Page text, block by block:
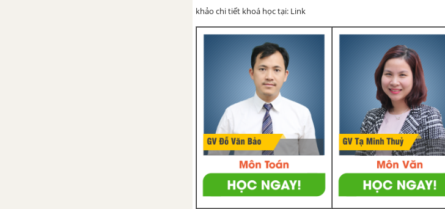
khảo chi tiết khoá học tại: Link